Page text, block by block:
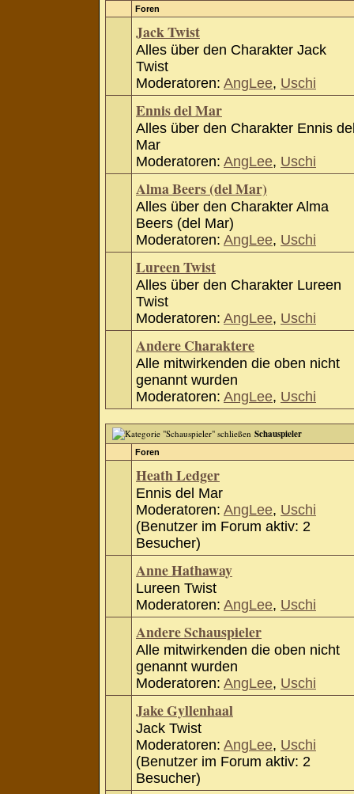
Foren
Jack Twist
Alles über den Charakter Jack
Twist
Moderatoren: AngLee, Uschi
Ennis del Mar
Alles über den Charakter Ennis
Mar
Moderatoren: AngLee, Uschi
Alma Beers (del Mar)
Alles über den Charakter Alma
Beers (del Mar)
Moderatoren: AngLee, Uschi
Lureen Twist
Alles über den Charakter Lureen
Twist
Moderatoren: AngLee, Uschi
Andere Charaktere
Alle mitwirkenden die oben nicht
genannt wurden
Moderatoren: AngLee, Uschi
Schauspieler
Foren
Heath Ledger
Ennis del Mar
Moderatoren: AngLee, Uschi
(Benutzer im Forum aktiv: 2
Besucher)
Anne Hathaway
Lureen Twist
Moderatoren: AngLee, Uschi
Andere Schauspieler
Alle mitwirkenden die oben nicht
genannt wurden
Moderatoren: AngLee, Uschi
Jake Gyllenhaal
Jack Twist
Moderatoren: AngLee, Uschi
(Benutzer im Forum aktiv: 2
Besucher)